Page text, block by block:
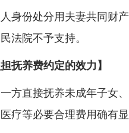
份处分用夫妻共同财产
法院不予支持。
抚养费约定的效力】
直接抚养未成年子女、
疗等必要合理费用确有